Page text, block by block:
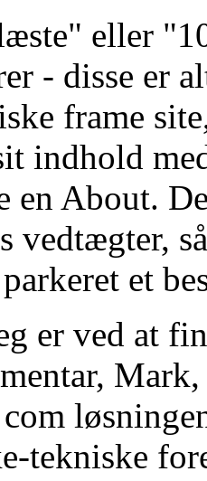
eller
- disse er
frame
indhold
en About.
vedtægter,
et
er ved at
tekniske